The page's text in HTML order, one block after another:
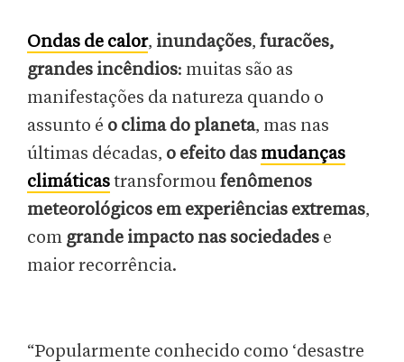
Ondas de calor, inundações, furacões,
grandes incêndios: muitas são as
manifestações da natureza quando o
assunto é o clima do planeta, mas nas
últimas décadas, o efeito das mudanças
climáticastransformoufenômenos
meteorológicos em experiências extremas,
com grande impacto nas sociedades e
maior recorrência.
“Popularmente conhecido como ‘desastre